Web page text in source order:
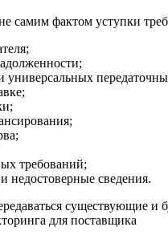
самим фактом уступки
универсальных
требований;
недостоверные сведения.
существующие и
для поставщика